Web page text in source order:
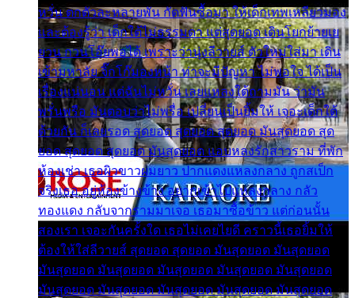
หวั่น ตกตัวละหลายพัน กัดฟันซื้อมา ให้เด็กเทพเหลียวมอง
และต้องรู้ว่า เด็กใต้ไม่ธรรมดา แต่สุดยอด เดินโยกย้ายเย
ยวน กวนโอ๊ยพอได้ เพราะว่านุ่งลีวายส์ ตัวใหม่ใส่มา เดิน
เข้ามหาลัย จิ๊กโก๊มองหน้า ท่าจะมีปัญหา ไม่พอใจ ได้เป็น
เรื่องแน่นอน แต่ฉันไม่หวั่น เลยแหลงใต้ถามมัน ว่ามัน
พรั่นพรือ มันตอบว่าไม่พรื่อ เปลี่ยนเป็นยิ้มให้ เจอะเด็กใต้
ด้วยกัน ก็เลยรอด สุดยอด สุดยอด สุดยอด มันสุดยอด สุด
ยอด สุดยอด สุดยอด มันสุดยอด แอบหลงรักสาวราม ที่พัก
ห้องเช่า เธอผิวขาวผมยาว ปากแดงแหลงกลาง ถูกสเป็ก
จริงเธอ อยู่ห้องข้างข้าง อยากเข้าไปแหลงกลาง กลัว
ทองแดง กลับจากรามมาเจอ เธอมาซื้อข้าว แต่ก่อนนั้น
สองเรา เจอะกันครั้งใด เธอไม่เคยไยดี คราวนี้เธอยิ้มให้
ต้องให้ใส่ลีวายส์ สุดยอด สุดยอด มันสุดยอด มันสุดยอด
มันสุดยอด มันสุดยอด มันสุดยอด มันสุดยอด มันสุดยอด
มันสุดยอด มันสุดยอด มันสุดยอด มันสุดยอด มันสุดยอด